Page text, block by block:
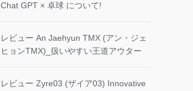
Chat GPT × 卓球 について!
レビュー An Jaehyun TMX (アン・ジェ
ヒョンTMX)_扱いやすい王道アウター
レビュー Zyre03 (ザイア03) Innovative